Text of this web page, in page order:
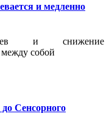
и медленно
и снижение
между собой
Сенсорного